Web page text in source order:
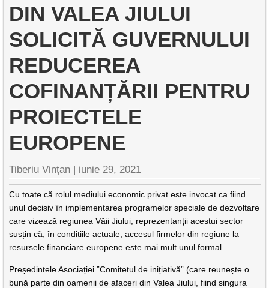
DIN VALEA JIULUI
SOLICITĂ GUVERNULUI
REDUCEREA
COFINANȚĂRII PENTRU
PROIECTELE
EUROPENE
Tiberiu Vințan | iunie 29, 2021
Cu toate că rolul mediului economic privat este invocat ca fiind
unul decisiv în implementarea programelor speciale de dezvoltare
care vizează regiunea Văii Jiului, reprezentanții acestui sector
susțin că, în condițiile actuale, accesul firmelor din regiune la
resursele financiare europene este mai mult unul formal.
Președintele Asociației ”Comitetul de inițiativă” (care reunește o
bună parte din oamenii de afaceri din Valea Jiului, fiind singura